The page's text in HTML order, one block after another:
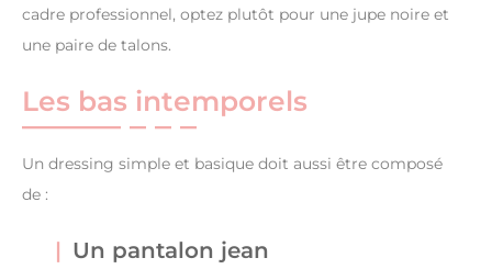
cadre professionnel, optez plutôt pour une jupe noire et
une paire de talons.
Les bas intemporels
Un dressing simple et basique doit aussi être composé
de :
Un pantalon jean